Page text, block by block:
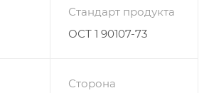
Стандарт продукта
ОСТ 1 90107-73
Сторона